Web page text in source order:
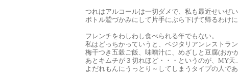
つれはアルコールは一切ダメで、私も最近せいぜ
ボトル鷲づかみにして片手にぶら下げて帰るわけ
フレンチをわしわし食べられる年でもない。
私はどっちかっていうと、ベジタリアンレストラ
梅干つき五穀ご飯、味噌汁に、めざしと豆腐(おか
あとキムチが３切れほど・・・というのが、MY天
よだれもんにうっとり～してしまうタイプの人であ